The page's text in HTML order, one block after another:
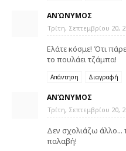
ΑΝΏΝΥΜΟΣ
Τρίτη, Σεπτεμβρίου 20,
Ελάτε κόσμε! Ότι
το πουλάει τζάμπα!
Απάντηση Διαγραφή
ΑΝΏΝΥΜΟΣ
Τρίτη, Σεπτεμβρίου 20,
Δεν σχολιάζω άλλο...
παλαβή!